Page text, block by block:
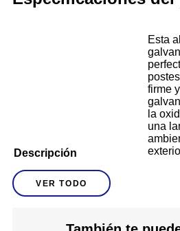
Descripción
Esta
firme
la
una
VER TODO